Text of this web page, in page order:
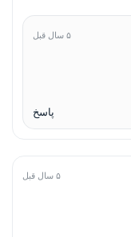
۵ سال قبل
پاسخ
۵ سال قبل